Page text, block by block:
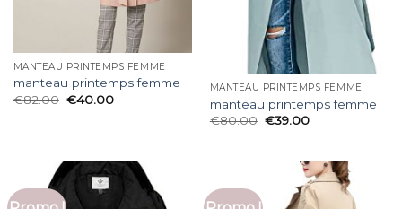
MANTEAU PRINTEMPS FEMME
manteau printemps femme
€82.00 €40.00
MANTEAU PRINTEMPS FEMME
manteau printemps femme
€80.00 €39.00